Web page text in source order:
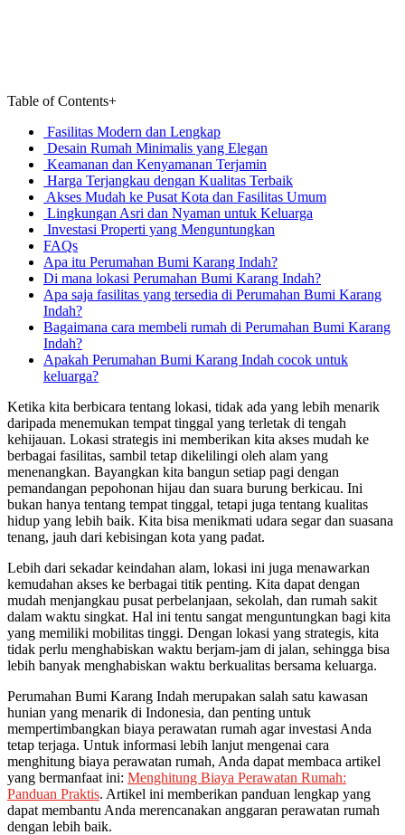
Table of Contents+
Fasilitas Modern dan Lengkap
Desain Rumah Minimalis yang Elegan
Keamanan dan Kenyamanan Terjamin
Harga Terjangkau dengan Kualitas Terbaik
Akses Mudah ke Pusat Kota dan Fasilitas Umum
Lingkungan Asri dan Nyaman untuk Keluarga
Investasi Properti yang Menguntungkan
FAQs
Apa itu Perumahan Bumi Karang Indah?
Di mana lokasi Perumahan Bumi Karang Indah?
Apa saja fasilitas yang tersedia di Perumahan Bumi Karang
Indah?
Bagaimana cara membeli rumah di Perumahan Bumi Karang
Indah?
Apakah Perumahan Bumi Karang Indah cocok untuk
keluarga?
Ketika kita berbicara tentang lokasi, tidak ada yang lebih menarik
daripada menemukan tempat tinggal yang terletak di tengah
kehijauan. Lokasi strategis ini memberikan kita akses mudah ke
berbagai fasilitas, sambil tetap dikelilingi oleh alam yang
menenangkan. Bayangkan kita bangun setiap pagi dengan
pemandangan pepohonan hijau dan suara burung berkicau. Ini
bukan hanya tentang tempat tinggal, tetapi juga tentang kualitas
hidup yang lebih baik. Kita bisa menikmati udara segar dan suasana
tenang, jauh dari kebisingan kota yang padat.
Lebih dari sekadar keindahan alam, lokasi ini juga menawarkan
kemudahan akses ke berbagai titik penting. Kita dapat dengan
mudah menjangkau pusat perbelanjaan, sekolah, dan rumah sakit
dalam waktu singkat. Hal ini tentu sangat menguntungkan bagi kita
yang memiliki mobilitas tinggi. Dengan lokasi yang strategis, kita
tidak perlu menghabiskan waktu berjam-jam di jalan, sehingga bisa
lebih banyak menghabiskan waktu berkualitas bersama keluarga.
Perumahan Bumi Karang Indah merupakan salah satu kawasan
hunian yang menarik di Indonesia, dan penting untuk
mempertimbangkan biaya perawatan rumah agar investasi Anda
tetap terjaga. Untuk informasi lebih lanjut mengenai cara
menghitung biaya perawatan rumah, Anda dapat membaca artikel
yang bermanfaat ini: Menghitung Biaya Perawatan Rumah:
Panduan Praktis. Artikel ini memberikan panduan lengkap yang
dapat membantu Anda merencanakan anggaran perawatan rumah
dengan lebih baik.